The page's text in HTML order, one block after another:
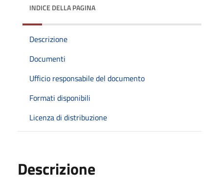
INDICE DELLA PAGINA
Descrizione
Documenti
Ufficio responsabile del documento
Formati disponibili
Licenza di distribuzione
Descrizione